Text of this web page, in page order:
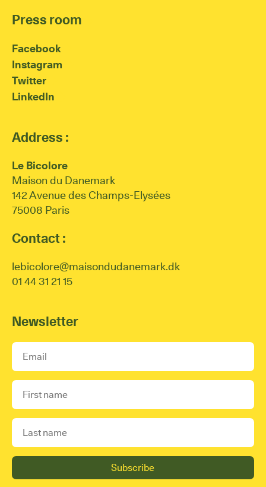
Press room
Facebook
Instagram
Twitter
LinkedIn
Address :
Le Bicolore
Maison du Danemark
142 Avenue des Champs-Elysées
75008 Paris
Contact :
lebicolore@maisondudanemark.dk
01 44 31 21 15
Newsletter